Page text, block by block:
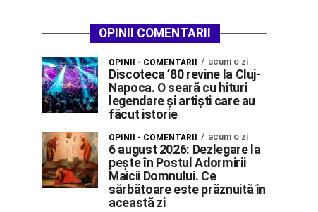
OPINII COMENTARII
OPINII - COMENTARII acum o zi
Discoteca ’80 revine la Cluj-
Napoca. O seară cu hituri
legendare și artiști care au
făcut istorie
OPINII - COMENTARII acum o zi
6 august 2026: Dezlegare la
pește în Postul Adormirii
Maicii Domnului. Ce
sărbătoare este prăznuită în
această zi